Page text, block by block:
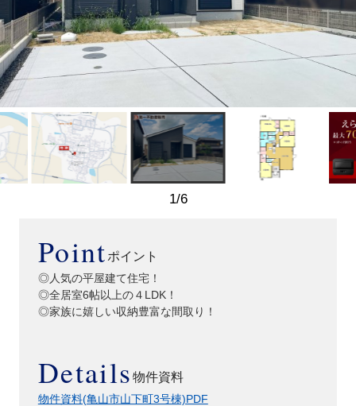
1/6
Point ポイント
◎人気の平屋建て住宅！
◎全居室6帖以上の４LDK！
◎家族に嬉しい収納豊富な間取り！
Details 物件資料
物件資料(亀山市山下町3号棟)PDF